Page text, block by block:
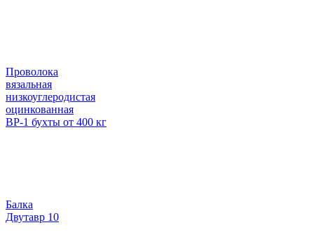
Проволока
вязальная
низкоуглеродистая
оцинкованная
ВР-1 бухты от 400 кг
Балка
Двутавр 10